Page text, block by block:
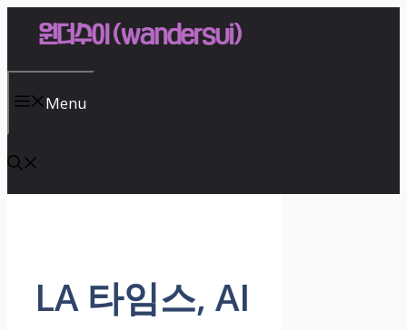
Menu
LA 타임스, AI